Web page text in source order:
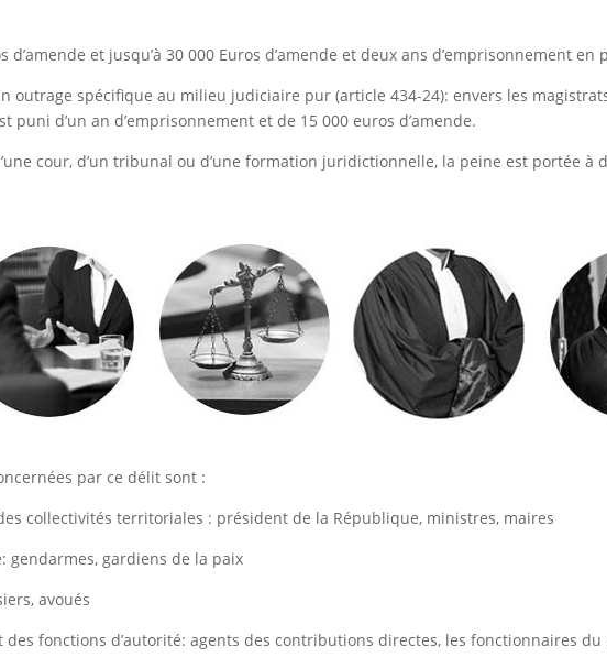
d’amende et jusqu’à 30 000 Euros d’amende et deux ans d’emprisonnement
outrage spécifique au milieu judiciaire pur (article 434-24): envers les
d’un an d’emprisonnement et de 15 000 euros d’amende.
cour, d’un tribunal ou d’une formation juridictionnelle, la peine est portée à
par ce délit sont :
collectivités territoriales : président de la République, ministres, maires
gendarmes, gardiens de la paix
avoués
des fonctions d’autorité: agents des contributions directes, les fonctionnaires